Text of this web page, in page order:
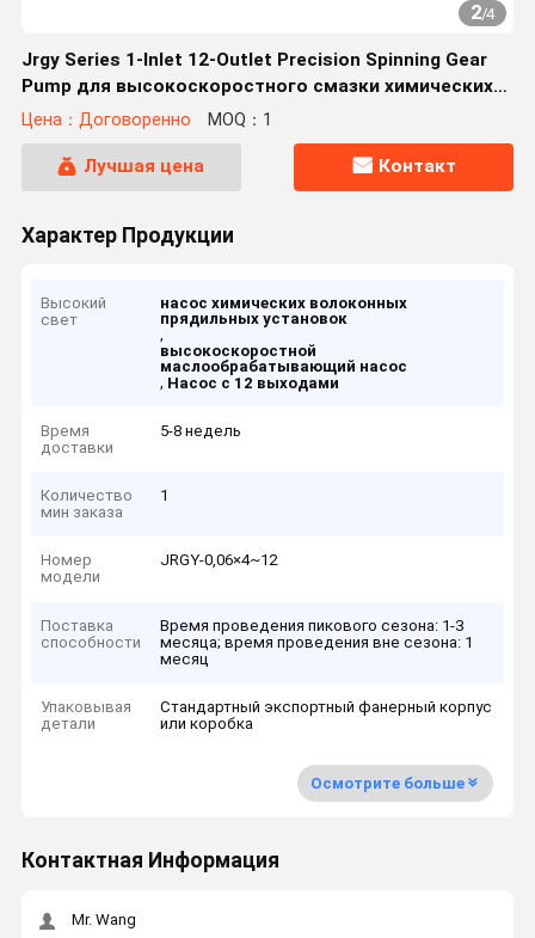
2/4
Jrgy Series 1-Inlet 12-Outlet Precision Spinning Gear
Pump для высокоскоростного смазки химических
волокон
Цена：Договоренно MOQ：1
Лучшая цена Контакт
Характер Продукции
Высокий
свет
насос химических волоконных
прядильных установок
,
высокоскоростной
маслообрабатывающий насос
, Насос с 12 выходами
Время
доставки
5-8 недель
Количество
мин заказа
1
Номер
модели
JRGY-0,06×4~12
Поставка
способности
Время проведения пикового сезона: 1-3
месяца; время проведения вне сезона: 1
месяц
Упаковывая
детали
Стандартный экспортный фанерный корпус
или коробка
Осмотрите больше
Контактная Информация
Mr. Wang